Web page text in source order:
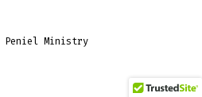
in
in
Peniel Ministry